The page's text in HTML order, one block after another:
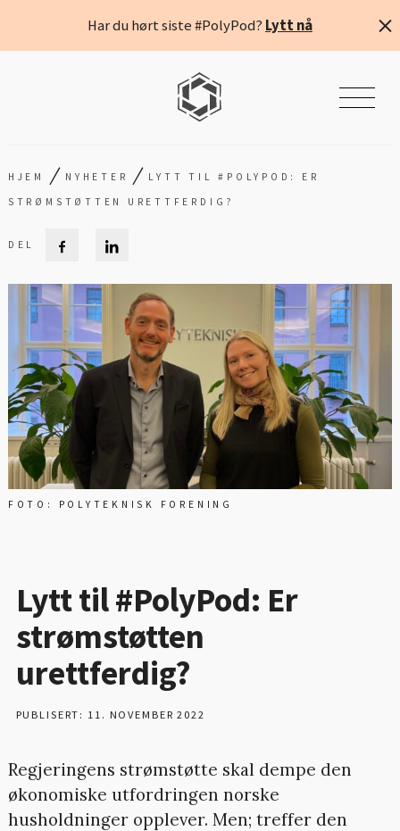
Har du hørt siste #PolyPod? Lytt nå
HJEM / NYHETER / LYTT TIL #POLYPOD: ER
STRØMSTØTTEN URETTFERDIG?
FOTO: POLYTEKNISK FORENING
Lytt til #PolyPod: Er
strømstøtten
urettferdig?
PUBLISERT: 11. NOVEMBER 2022
Regjeringens strømstøtte skal dempe den
økonomiske utfordringen norske
husholdninger opplever. Men; treffer den